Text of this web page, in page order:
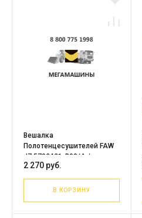
Вешалка
Полотенцесушителей FAW
J7 5702421-B90/A /
Оригинал
2 270 руб.
В КОРЗИНУ